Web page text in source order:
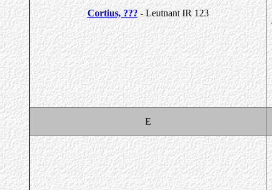
Cortius, ???-Leutnant IR 123
E